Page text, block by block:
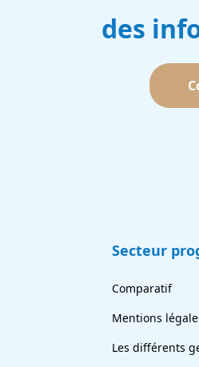
des
Secteur
Comparatif
Mentions
Les différents